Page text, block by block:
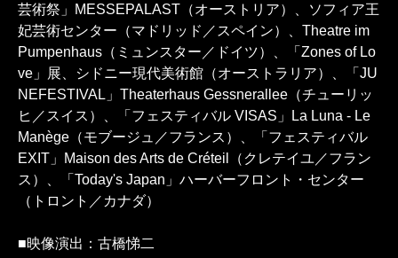
芸術祭」MESSEPALAST（オーストリア）、ソフィア王
妃芸術センター（マドリッド／スペイン）、Theatre im
Pumpenhaus（ミュンスター／ドイツ）、「Zones of Lo
ve」展、シドニー現代美術館（オーストラリア）、「JU
NEFESTIVAL」Theaterhaus Gessnerallee（チューリッ
ヒ／スイス）、「フェスティバル VISAS」La Luna - Le
Manège（モブージュ／フランス）、「フェスティバル
EXIT」Maison des Arts de Créteil（クレテイユ／フラン
ス）、「Today's Japan」ハーバーフロント・センター
（トロント／カナダ）
■映像演出：古橋悌二